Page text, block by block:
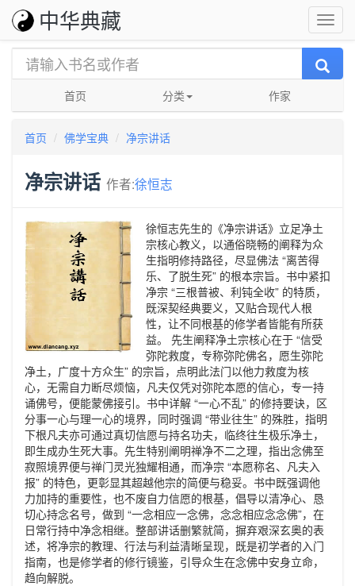
中华典藏
首页 分类 作家
首页 佛学宝典 净宗讲话
净宗讲话 作者:徐恒志
徐恒志先生的《净宗讲话》立足净土
宗核心教义，以通俗晓畅的阐释为众
生指明修持路径，尽显佛法 “离苦得
乐、了脱生死” 的根本宗旨。书中紧扣
净宗 “三根普被、利钝全收” 的特质，
既深契经典要义，又贴合现代人根
性，让不同根基的修学者皆能有所获
益。 先生阐释净土宗核心在于 “信受
弥陀救度，专称弥陀佛名，愿生弥陀
净土，广度十方众生” 的宗旨，点明此法门以他力救度为核
心，无需自力断尽烦恼，凡夫仅凭对弥陀本愿的信心，专一持
诵佛号，便能蒙佛接引。书中详解 “一心不乱” 的修持要诀，区
分事一心与理一心的境界，同时强调 “带业往生” 的殊胜，指明
下根凡夫亦可通过真切信愿与持名功夫，临终往生极乐净土，
即生成办生死大事。先生特别阐明禅净不二之理，指出念佛至
寂照境界便与禅门灵光独耀相通，而净宗 “本愿称名、凡夫入
报” 的特色，更彰显其超越他宗的简便与稳妥。书中既强调他
力加持的重要性，也不废自力信愿的根基，倡导以清净心、恳
切心持念名号，做到 “一念相应一念佛，念念相应念念佛”，在
日常行持中净念相继。整部讲话删繁就简，摒弃艰深玄奥的表
述，将净宗的教理、行法与利益清晰呈现，既是初学者的入门
指南，也是修学者的修行镜鉴，引导众生在念佛中安身立命，
趋向解脱。